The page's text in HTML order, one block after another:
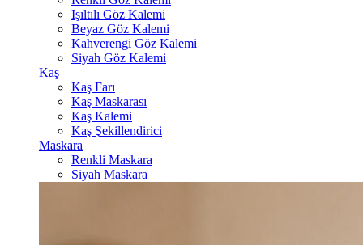
Işıltılı Göz Kalemi
Beyaz Göz Kalemi
Kahverengi Göz Kalemi
Siyah Göz Kalemi
Kaş
Kaş Farı
Kaş Maskarası
Kaş Kalemi
Kaş Şekillendirici
Maskara
Renkli Maskara
Siyah Maskara